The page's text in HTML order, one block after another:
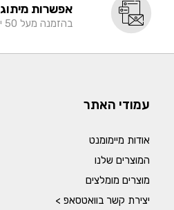
אפשרות מיתוג
בהזמנה מעל 50 יח' לפריט
עמודי האתר
אודות מיימומנט
המוצרים שלנו
מוצרים מומלצים
יצירת קשר בוואטסאפ >